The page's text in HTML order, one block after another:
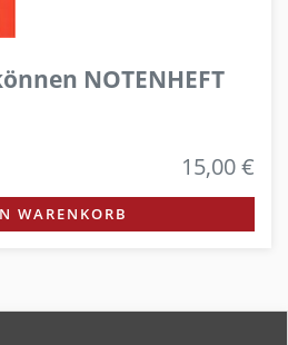
NOTENHEFT
15,00 €
WARENKORB